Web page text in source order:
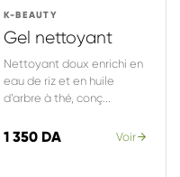
K-BEAUTY
Gel nettoyant
Nettoyant doux enrichi en
eau de riz et en huile
d’arbre à thé, conç...
1 350 DA Voir